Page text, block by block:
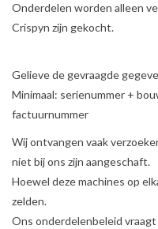
Onderdelen worden alleen
Crispyn zijn gekocht.
Gelieve de gevraagde
Minimaal: serienummer +
factuurnummer
Wij ontvangen vaak
niet bij ons zijn aangeschaft.
Hoewel deze machines op
zelden.
Ons onderdelenbeleid